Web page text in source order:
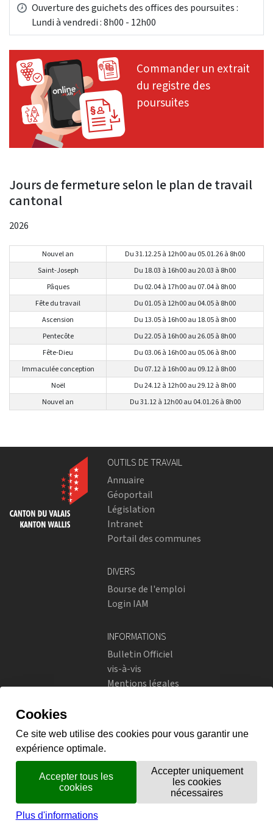
Ouverture des guichets des offices des poursuites :
Lundi à vendredi : 8h00 - 12h00
Jours de fermeture selon le plan de travail
cantonal
2026
Nouvel an
Du 31.12.25 à 12h00 au 05.01.26 à 8h00
Saint-Joseph
Du 18.03 à 16h00 au 20.03 à 8h00
Pâques
Du 02.04 à 17h00 au 07.04 à 8h00
Fête du travail
Du 01.05 à 12h00 au 04.05 à 8h00
Ascension
Du 13.05 à 16h00 au 18.05 à 8h00
Pentecôte
Du 22.05 à 16h00 au 26.05 à 8h00
Fête-Dieu
Du 03.06 à 16h00 au 05.06 à 8h00
Immaculée conception
Du 07.12 à 16h00 au 09.12 à 8h00
Noël
Du 24.12 à 12h00 au 29.12 à 8h00
Nouvel an
Du 31.12 à 12h00 au 04.01.26 à 8h00
OUTILS DE TRAVAIL
Annuaire
Géoportail
Législation
Intranet
Portail des communes
DIVERS
Bourse de l'emploi
Login IAM
INFORMATIONS
Bulletin Officiel
vis-à-vis
Mentions légales
Instagram
flickr